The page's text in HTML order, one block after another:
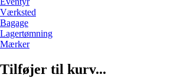
Værksted
Bagage
Lagertømning
Mærker
Tilføjer til kurv...